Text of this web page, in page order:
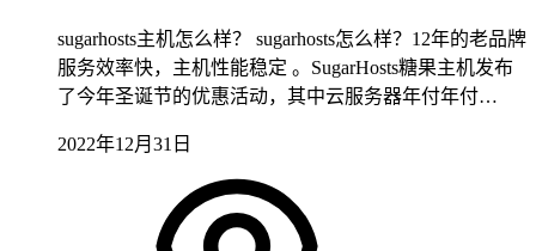
sugarhosts主机怎么样？ sugarhosts怎么样？12年的老品牌
服务效率快，主机性能稳定 。SugarHosts糖果主机发布
了今年圣诞节的优惠活动，其中云服务器年付年付…
2022年12月31日